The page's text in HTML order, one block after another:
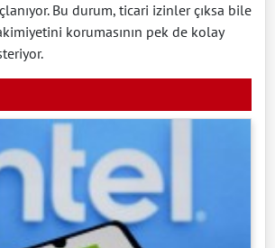
Bu durum, ticari izinler çıksa bile
korumasının pek de kolay